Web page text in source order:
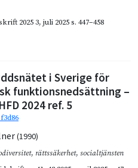
2025 3, juli 2025s. 447–458
i Sverige för
funktionsnedsättning –
2024 ref. 5
(1990)
, rättssäkerhet, socialtjänsten